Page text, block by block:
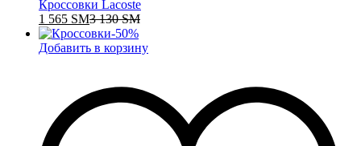
Кроссовки Lacoste
1 565 ЅМ3 130ЅМ
-50%
Добавить в корзину